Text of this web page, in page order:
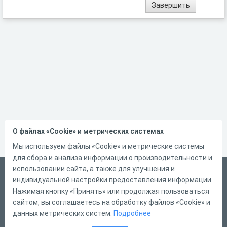
Русский
Справка
Форма обратной связи
О файлах «Cookie» и метрических системах
Мы используем файлы «Cookie» и метрические системы
для сбора и анализа информации о производительности и
использовании сайта, а также для улучшения и
индивидуальной настройки предоставления информации.
Нажимая кнопку «Принять» или продолжая пользоваться
сайтом, вы соглашаетесь на обработку файлов «Cookie» и
данных метрических систем. Подробнее